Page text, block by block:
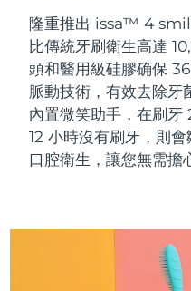
隆重推出 issa™ 4
比傳統牙刷衛生高達
頭和醫用級硅膠确保
脈動技術，有效去除牙
內置微笑助手，在刷牙
12 小時沒有刷牙，則
口腔衛生，讓您無需擔
LUNA™
Anti-aging
LUNA™
Massage,
For men,
BEAR™ 2
BEAR™
補水保濕
UFO™ 3
UFO™ 3
Near-
issa™ 4
issa™ 4
Smart
FAQ™ 抗老護理
比利時
百慕達
波士尼亞與赫塞哥維納
汶萊
加拿大